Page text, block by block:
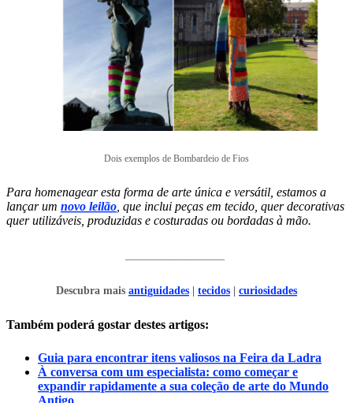
Dois exemplos de Bombardeio de Fios
Para homenagear esta forma de arte única e versátil, estamos a
lançar um novo leilão , que inclui peças em tecido, quer decorativas
quer utilizáveis, produzidas e costuradas ou bordadas à mão.
Descubra mais antiguidades tecidos curiosidades
Também poderá gostar destes artigos:
Guia para encontrar itens valiosos na Feira da Ladra
À conversa com um especialista: como começar e
expandir rapidamente a sua coleção de arte do Mundo